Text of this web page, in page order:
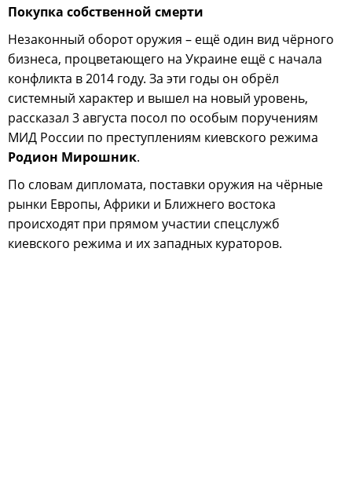
Покупка собственной смерти
Незаконный оборот оружия – ещё один вид чёрного
бизнеса, процветающего на Украине ещё с начала
конфликта в 2014 году. За эти годы он обрёл
системный характер и вышел на новый уровень,
рассказал 3 августа посол по особым поручениям
МИД России по преступлениям киевского режима
Родион Мирошник.
По словам дипломата, поставки оружия на чёрные
рынки Европы, Африки и Ближнего востока
происходят при прямом участии спецслужб
киевского режима и их западных кураторов.